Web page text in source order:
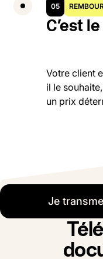
05
C’est
Votre client
il le
un prix
Je